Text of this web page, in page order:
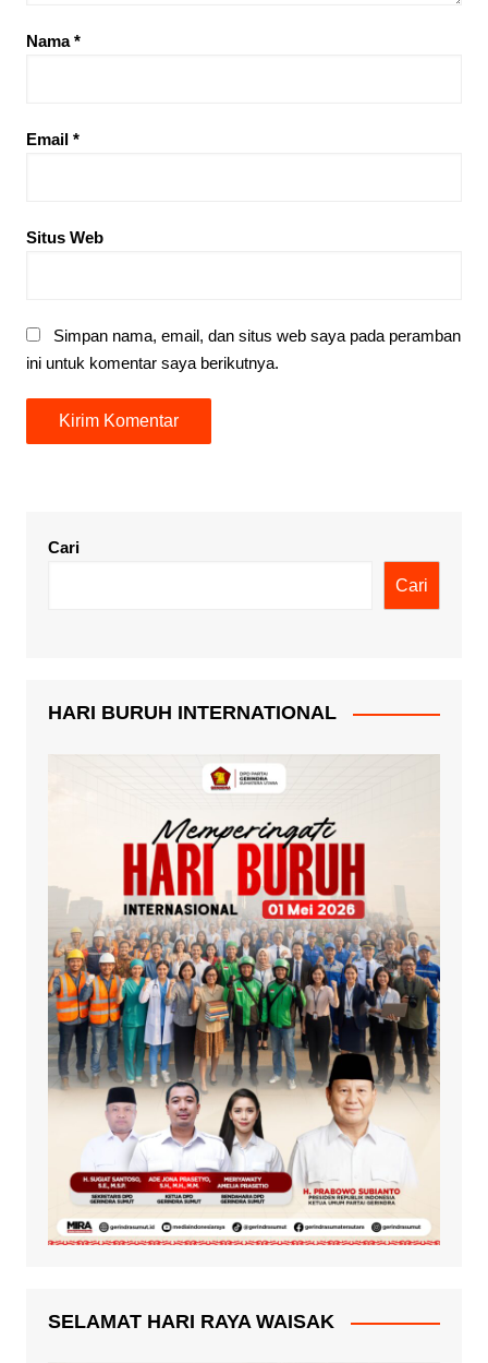
Nama*
Email *
Situs Web
Simpan nama, email, dan situs web saya pada peramban
ini untuk komentar saya berikutnya.
Cari
Cari
HARI BURUH INTERNATIONAL
SELAMAT HARI RAYA WAISAK